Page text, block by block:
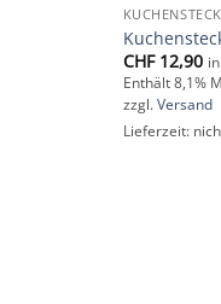
CHF12,90
Enthält 8,1%
zzgl. Versand
Lieferzeit: